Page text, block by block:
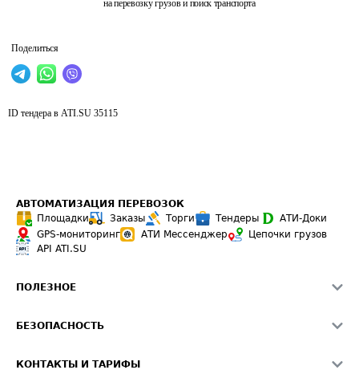
на перевозку грузов и поиск транспорта
Поделиться
ID тендера в ATI.SU 35115
АВТОМАТИЗАЦИЯ ПЕРЕВОЗОК
Площадки
Заказы Торги Тендеры
АТИ-Доки
GPS-мониторинг
АТИ Мессенджер
Цепочки грузов
API ATI.SU
ПОЛЕЗНОЕ
Звезды ATI.SU на вашем сайте
БЕЗОПАСНОСТЬ
КОНТАКТЫ И ТАРИФЫ